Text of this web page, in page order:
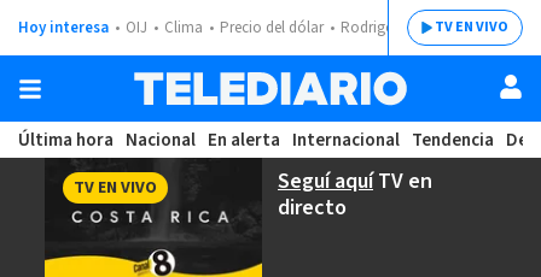
Hoy interesa OIJ Clima Precio del dólar Rodrigo ChavesTV EN VIVO
Última hora Nacional En alerta Internacional Tendencia
Seguí aquíTV en
directo
TV EN VIVO